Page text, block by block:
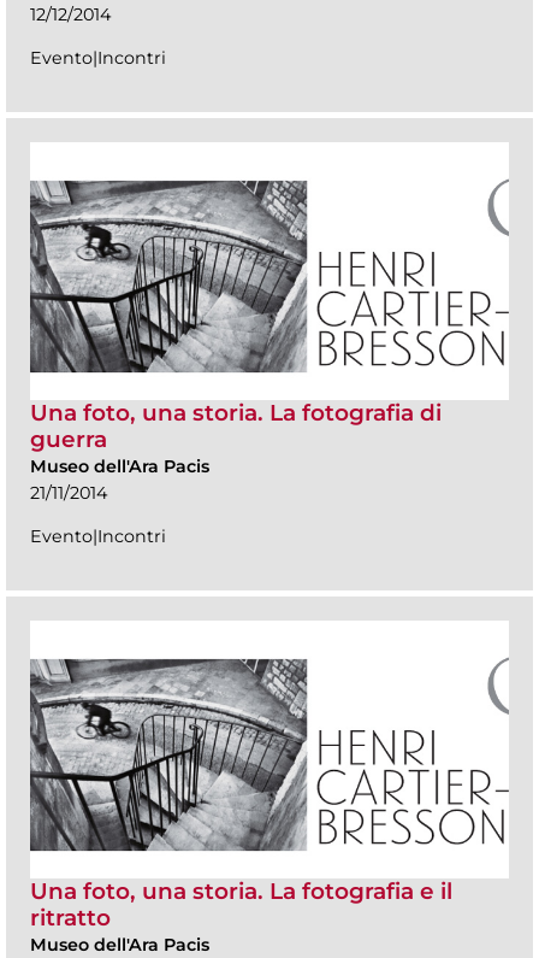
12/12/2014
Evento|Incontri
Una foto, una storia. La fotografia di
guerra
Museo dell'Ara Pacis
21/11/2014
Evento|Incontri
Una foto, una storia. La fotografia e il
ritratto
Museo dell'Ara Pacis